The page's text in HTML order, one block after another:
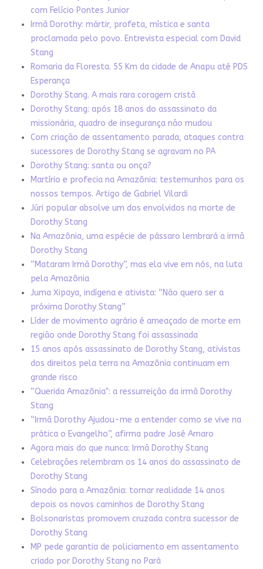
com Felício Pontes Junior
Irmã Dorothy: mártir, profeta, mística e santa
proclamada pelo povo. Entrevista especial com David
Stang
Romaria da Floresta. 55 Km da cidade de Anapu até PDS
Esperança
Dorothy Stang. A mais rara coragem cristã
Dorothy Stang: após 18 anos do assassinato da
missionária, quadro de insegurança não mudou
Com criação de assentamento parada, ataques contra
sucessores de Dorothy Stang se agravam no PA
Dorothy Stang: santa ou onça?
Martírio e profecia na Amazônia: testemunhos para os
nossos tempos. Artigo de Gabriel Vilardi
Júri popular absolve um dos envolvidos na morte de
Dorothy Stang
Na Amazônia, uma espécie de pássaro lembrará a irmã
Dorothy Stang
“Mataram Irmã Dorothy”, mas ela vive em nós, na luta
pela Amazônia
Juma Xipaya, indígena e ativista: “Não quero ser a
próxima Dorothy Stang”
Líder de movimento agrário é ameaçado de morte em
região onde Dorothy Stang foi assassinada
15 anos após assassinato de Dorothy Stang, ativistas
dos direitos pela terra na Amazônia continuam em
grande risco
“Querida Amazônia": a ressurreição da irmã Dorothy
Stang
“Irmã Dorothy Ajudou-me a entender como se vive na
prática o Evangelho”, afirma padre José Amaro
Agora mais do que nunca: Irmã Dorothy Stang
Celebrações relembram os 14 anos do assassinato de
Dorothy Stang
Sínodo para a Amazônia: tornar realidade 14 anos
depois os novos caminhos de Dorothy Stang
Bolsonaristas promovem cruzada contra sucessor de
Dorothy Stang
MP pede garantia de policiamento em assentamento
criado por Dorothy Stang no Pará